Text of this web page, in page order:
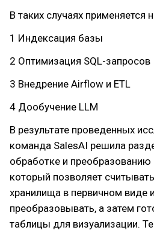
В таких случаях применяется
1 Индексация базы
2 Оптимизация SQL-запросов
3 Внедрение Airflow и ETL
4 Дообучение LLM
В результате проведенных
команда SalesAI решила
обработке и преобразованию
который позволяет
хранилища в первичном виде
преобразовывать, а затем
таблицы для визуализации.